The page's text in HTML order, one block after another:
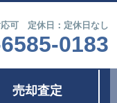
可 定休日：定休日なし
0183
売却査定